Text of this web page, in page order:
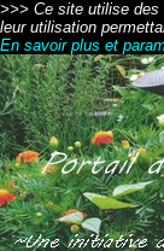
>>> Ce site utilise
leur utilisation
En savoir plus et